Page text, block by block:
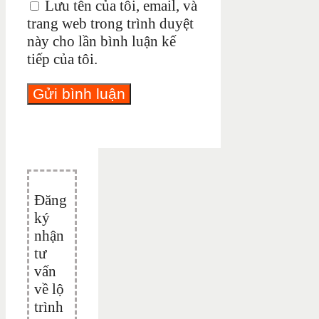
Lưu tên của tôi, email, và
trang web trong trình duyệt
này cho lần bình luận kế
tiếp của tôi.
Đăng
ký
nhận
tư
vấn
về lộ
trình